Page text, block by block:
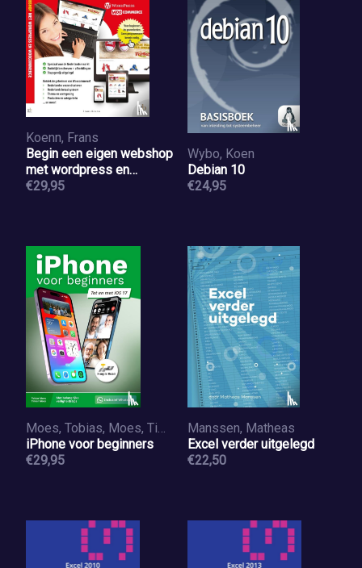
Koenn, Frans
Begin een eigen webshop
met wordpress en
woocommerce
€29,95
Wybo, Koen
Debian 10
€24,95
Moes, Tobias, Moes, Timon
iPhone voor beginners
€29,95
Manssen, Matheas
Excel verder uitgelegd
€22,50